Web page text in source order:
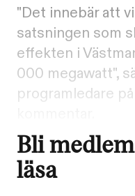
"Det innebär att
satsningen som
effekten i
000 megawatt",
programledare
Bli
läsa